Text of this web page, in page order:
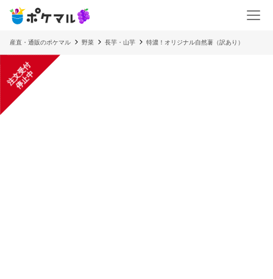
産直・通販のポケマル 野菜 長芋・山芋 特濃！オリジナル自然薯（訳あり）
注
文
受
付
停
止
中